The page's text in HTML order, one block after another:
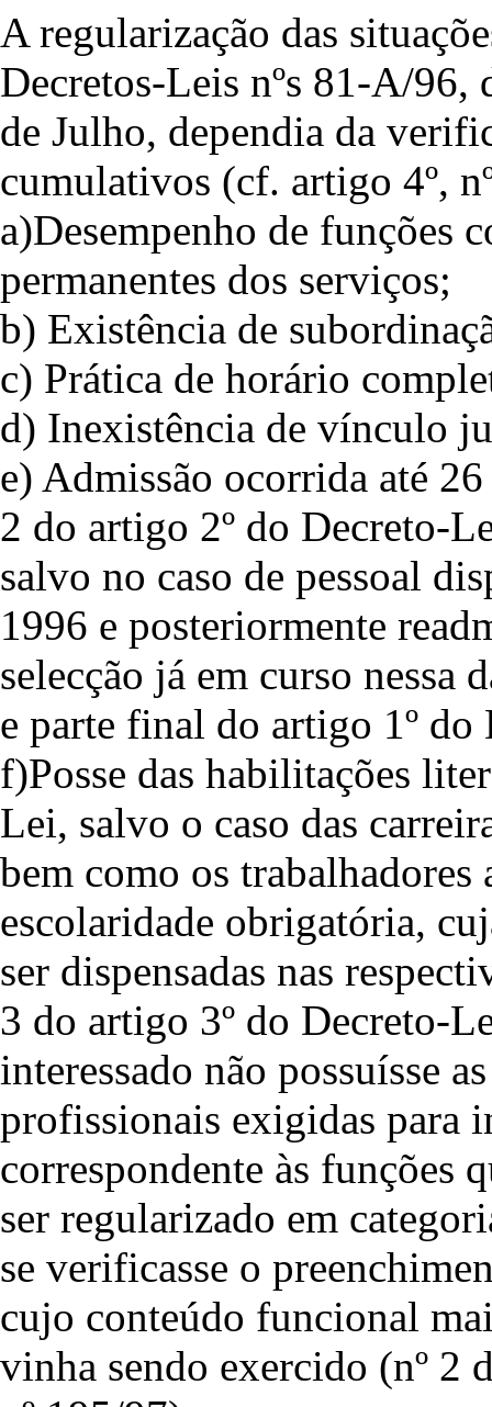
A regularização das
Decretos-Leis nºs 81-A/96,
de Julho, dependia da
cumulativos (cf. artigo 4º,
a)Desempenho de funções
permanentes dos serviços;
b) Existência de
c) Prática de horário
d) Inexistência de vínculo
e) Admissão ocorrida até
2 do artigo 2º do Decreto-
salvo no caso de pessoal
1996 e posteriormente
selecção já em curso nessa
e parte final do artigo 1º
f)Posse das habilitações
Lei, salvo o caso das
bem como os trabalhadores
escolaridade obrigatória,
ser dispensadas nas
3 do artigo 3º do Decreto-
interessado não possuísse
profissionais exigidas para
correspondente às funções
ser regularizado em
se verificasse o
cujo conteúdo funcional
vinha sendo exercido (nº 2